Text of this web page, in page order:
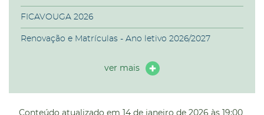
FICAVOUGA 2026
Renovação e Matrículas - Ano letivo 2026/2027
ver mais
Conteúdo atualizado em 14 de janeiro de 2026 às 19:00